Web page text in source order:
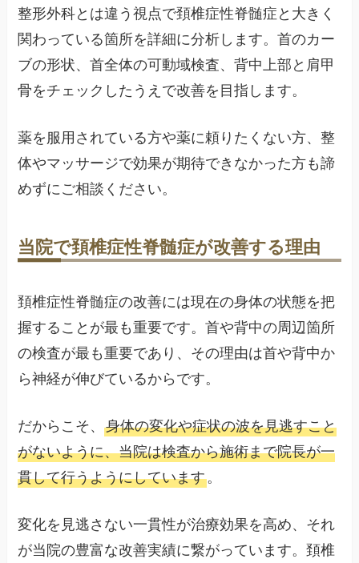
整形外科とは違う視点で頚椎症性脊髄症と大きく
関わっている箇所を詳細に分析します。首のカー
ブの形状、首全体の可動域検査、背中上部と肩甲
骨をチェックしたうえで改善を目指します。
薬を服用されている方や薬に頼りたくない方、整
体やマッサージで効果が期待できなかった方も諦
めずにご相談ください。
当院で頚椎症性脊髄症が改善する理由
頚椎症性脊髄症の改善には現在の身体の状態を把
握することが最も重要です。首や背中の周辺箇所
の検査が最も重要であり、その理由は首や背中か
ら神経が伸びているからです。
だからこそ、身体の変化や症状の波を見逃すこと
がないように、当院は検査から施術まで院長が一
貫して行うようにしています。
変化を見逃さない一貫性が治療効果を高め、それ
が当院の豊富な改善実績に繋がっています。頚椎